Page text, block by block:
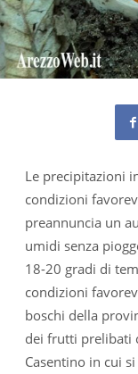
Le precipitazioni
condizioni
preannuncia un
umidi senza
18-20 gradi di
condizioni
boschi della
dei frutti prelibati
Casentino in cui